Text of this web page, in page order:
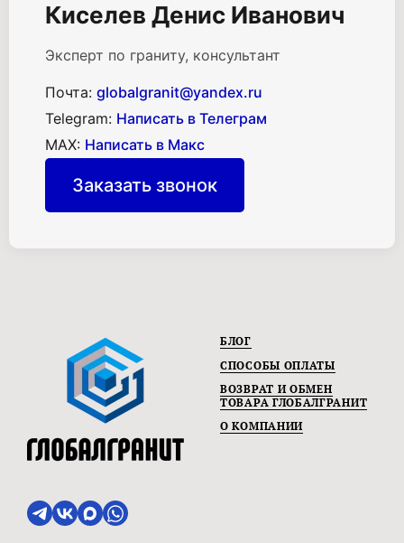
Киселев Денис Иванович
Эксперт по граниту, консультант
Почта: globalgranit@yandex.ru
Telegram: Написать в Телеграм
MAX: Написать в Макс
Заказать звонок
БЛОГ
СПОСОБЫ ОПЛАТЫ
ВОЗВРАТ И ОБМЕН
ТОВАРА ГЛОБАЛГРАНИТ
О КОМПАНИИ